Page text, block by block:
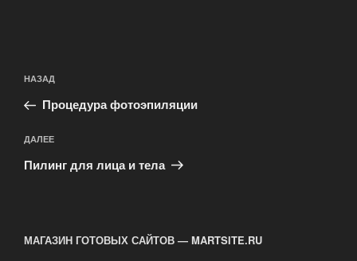
по
записям
Предыдущая
запись:
НАЗАД
Процедура фотоэпиляции
Следующая
запись
ДАЛЕЕ
Пилинг для лица и тела
МАГАЗИН ГОТОВЫХ САЙТОВ — MARTSITE.RU